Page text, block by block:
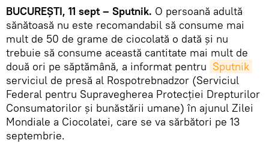
BUCUREŞTI, 11 sept – Sputnik. O persoană adultă
sănătoasă nu este recomandabil să consume mai
mult de 50 de grame de ciocolată o dată și nu
trebuie să consume această cantitate mai mult de
două ori pe săptămână, a informat pentru Sputnik
serviciul de presă al Rospotrebnadzor (Serviciul
Federal pentru Supravegherea Protecției Drepturilor
Consumatorilor și bunăstării umane) în ajunul Zilei
Mondiale a Ciocolatei, care se va sărbători pe 13
septembrie.